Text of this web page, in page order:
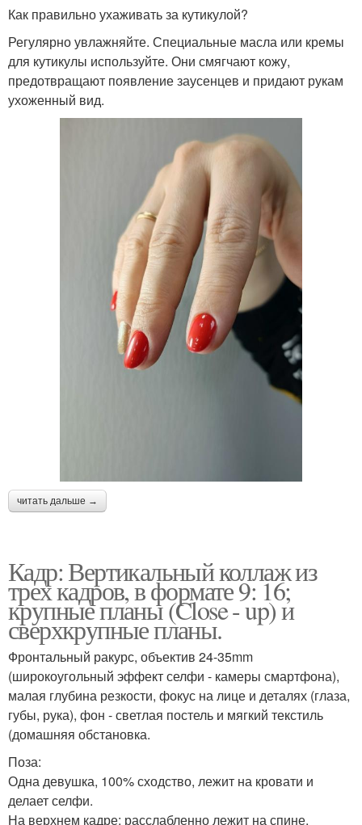
Как правильно ухаживать за кутикулой?
Регулярно увлажняйте. Специальные масла или кремы
для кутикулы используйте. Они смягчают кожу,
предотвращают появление заусенцев и придают рукам
ухоженный вид.
читать дальше →
Кадр: Вертикальный коллаж из
трех кадров, в формате 9: 16;
крупные планы (Close - up) и
сверхкрупные планы.
Фронтальный ракурс, объектив 24-35mm
(широкоугольный эффект селфи - камеры смартфона),
малая глубина резкости, фокус на лице и деталях (глаза,
губы, рука), фон - светлая постель и мягкий текстиль
(домашняя обстановка.
Поза:
Одна девушка, 100% сходство, лежит на кровати и
делает селфи.
На верхнем кадре: расслабленно лежит на спине,